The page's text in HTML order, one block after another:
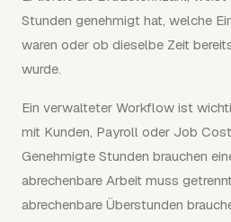
Stunden genehmigt hat, welche
waren oder ob dieselbe Zeit
wurde.
Ein verwalteter Workflow ist
mit Kunden, Payroll oder Job
Genehmigte Stunden brauchen
abrechenbare Arbeit muss
abrechenbare Überstunden